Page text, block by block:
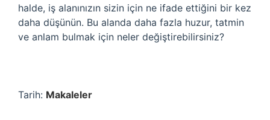
halde, iş alanınızın sizin için ne ifade ettiğini bir kez
daha düşünün. Bu alanda daha fazla huzur, tatmin
ve anlam bulmak için neler değiştirebilirsiniz?
Tarih: Makaleler